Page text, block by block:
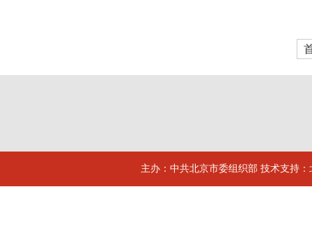
主办：中共北京市委组织部 技术支持